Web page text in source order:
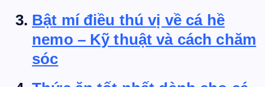
Bật mí điều thú vị về cá hề
nemo – Kỹ thuật và cách chăm
sóc